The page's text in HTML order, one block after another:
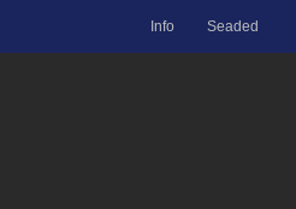
Info Seaded